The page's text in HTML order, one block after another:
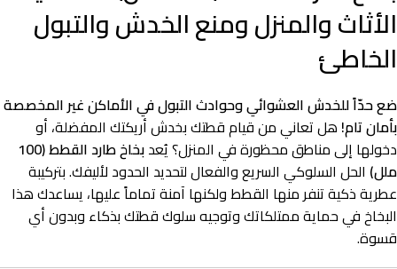
الأثاث والمنزل ومنع الخدش والتبول
الخاطئ
ضع حدّاً للخدش العشوائي وحوادث التبول في الأماكن غير المخصصة
بأمان تام! هل تعاني من قيام قطتك بخدش أريكتك المفضلة، أو
دخولها إلى مناطق محظورة في المنزل؟ يُعد
بخاخ طارد القطط (100
ملل) الحل السلوكي السريع والفعال لتحديد الحدود لأليفك. بتركيبة
عطرية ذكية تنفر منها القطط ولكنها آمنة تماماً عليها، يساعدك هذا
البخاخ في حماية ممتلكاتك وتوجيه سلوك قطتك بذكاء وبدون أي
قسوة.